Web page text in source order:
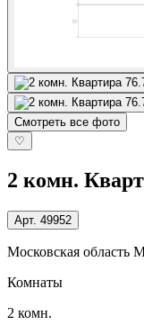
Смотреть все фото
♡
2 комн.
Арт. 49952
Московская область
Комнаты
2 комн.